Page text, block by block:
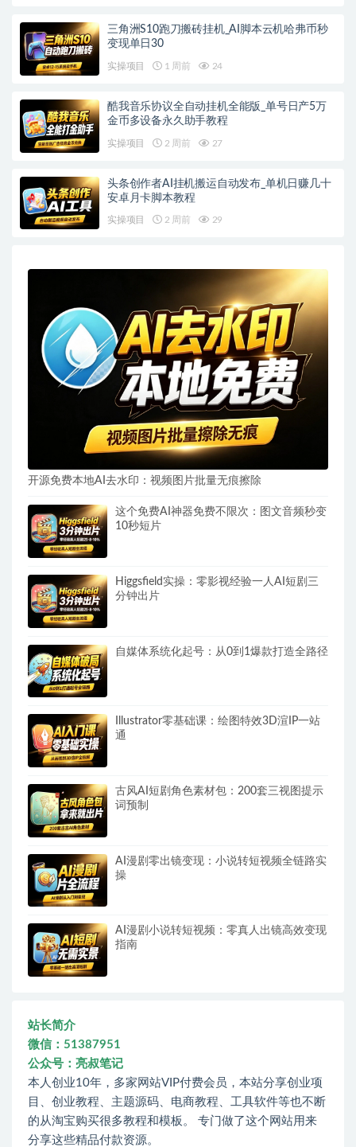
三角洲S10跑刀搬砖挂机_AI脚本云机哈弗币秒
变现单日30
实操项目 1 周前 24
酷我音乐协议全自动挂机全能版_单号日产5万
金币多设备永久助手教程
实操项目 2 周前 27
头条创作者AI挂机搬运自动发布_单机日赚几十
安卓月卡脚本教程
实操项目 2 周前 29
开源免费本地AI去水印：视频图片批量无痕擦除
这个免费AI神器免费不限次：图文音频秒变
10秒短片
Higgsfield实操：零影视经验一人AI短剧三
分钟出片
自媒体系统化起号：从0到1爆款打造全路径
Illustrator零基础课：绘图特效3D渲IP一站
通
古风AI短剧角色素材包：200套三视图提示
词预制
AI漫剧零出镜变现：小说转短视频全链路实
操
AI漫剧小说转短视频：零真人出镜高效变现
指南
站长简介
微信：51387951
公众号：亮叔笔记
本人创业10年，多家网站VIP付费会员，本站分享创业项
目、创业教程、主题源码、电商教程、工具软件等也不断
的从淘宝购买很多教程和模板。 专门做了这个网站用来
分享这些精品付款资源。